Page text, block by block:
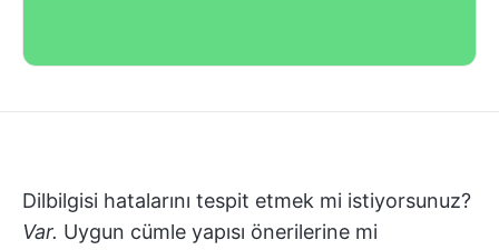
Dilbilgisi hatalarını tespit etmek mi istiyorsunuz?
Var. Uygun cümle yapısı önerilerine mi